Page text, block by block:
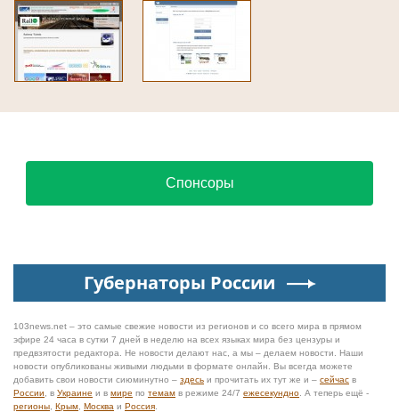
Спонсоры
Губернаторы России
103news.net – это самые свежие новости из регионов и со всего мира в прямом
эфире 24 часа в сутки 7 дней в неделю на всех языках мира без цензуры и
предвзятости редактора. Не новости делают нас, а мы – делаем новости. Наши
новости опубликованы живыми людьми в формате онлайн. Вы всегда можете
добавить свои новости сиюминутно – здесь и прочитать их тут же и – сейчас в
России , в Украине и в мире по темам в режиме 24/7 ежесекундно . А теперь ещё -
регионы Крым Москва и Россия